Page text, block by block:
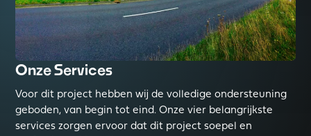
Onze Services
Voor dit project hebben wij de volledige ondersteuning
geboden, van begin tot eind. Onze vier belangrijkste
services zorgen ervoor dat dit project soepel en